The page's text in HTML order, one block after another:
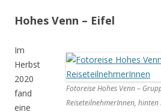
Hohes Venn – Eifel
Fotoreise Hohes Venn –
ReiseteilnehmerInnen,
Im
Herbst
2020
fand
eine